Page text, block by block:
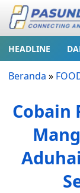
HEADLINE
Beranda »
Cobain